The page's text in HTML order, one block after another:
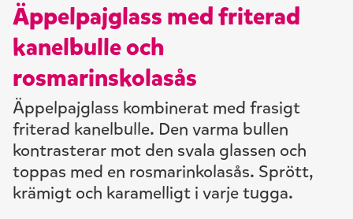
Äppelpajglass med friterad
kanelbulle och
rosmarinskolasås
Äppelpajglass kombinerat med frasigt
friterad kanelbulle. Den varma bullen
kontrasterar mot den svala glassen och
toppas med en rosmarinkolasås. Sprött,
krämigt och karamelligt i varje tugga.